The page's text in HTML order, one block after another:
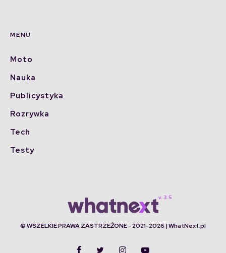
MENU
Moto
Nauka
Publicystyka
Rozrywka
Tech
Testy
© WSZELKIE PRAWA ZASTRZEŻONE - 2021-2026 | WhatNext.pl